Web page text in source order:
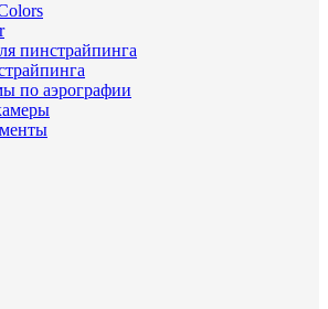
пинстрайпинга
по аэрографии